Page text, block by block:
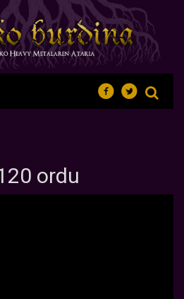
ordu